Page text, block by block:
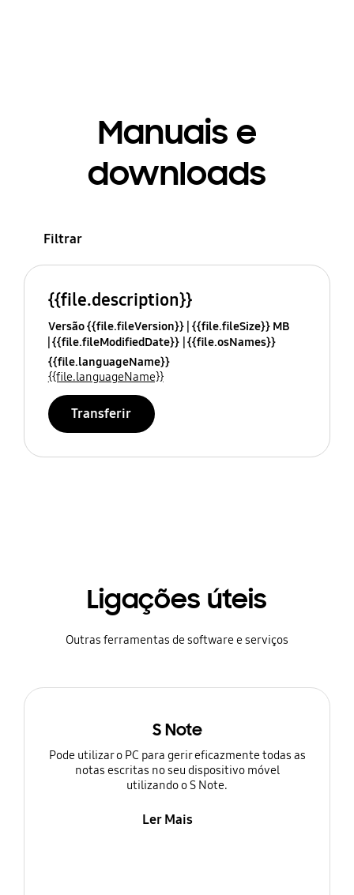
Manuais e
downloads
Filtrar
{{file.description}}
Versão {{file.fileVersion}} {{file.fileSize}} MB
{{file.fileModifiedDate}} {{file.osNames}}
{{file.languageName}}
{{file.languageName}}
Transferir
Ligações úteis
Outras ferramentas de software e serviços
S Note
Pode utilizar o PC para gerir eficazmente todas as
notas escritas no seu dispositivo móvel
utilizando o S Note.
Ler Mais